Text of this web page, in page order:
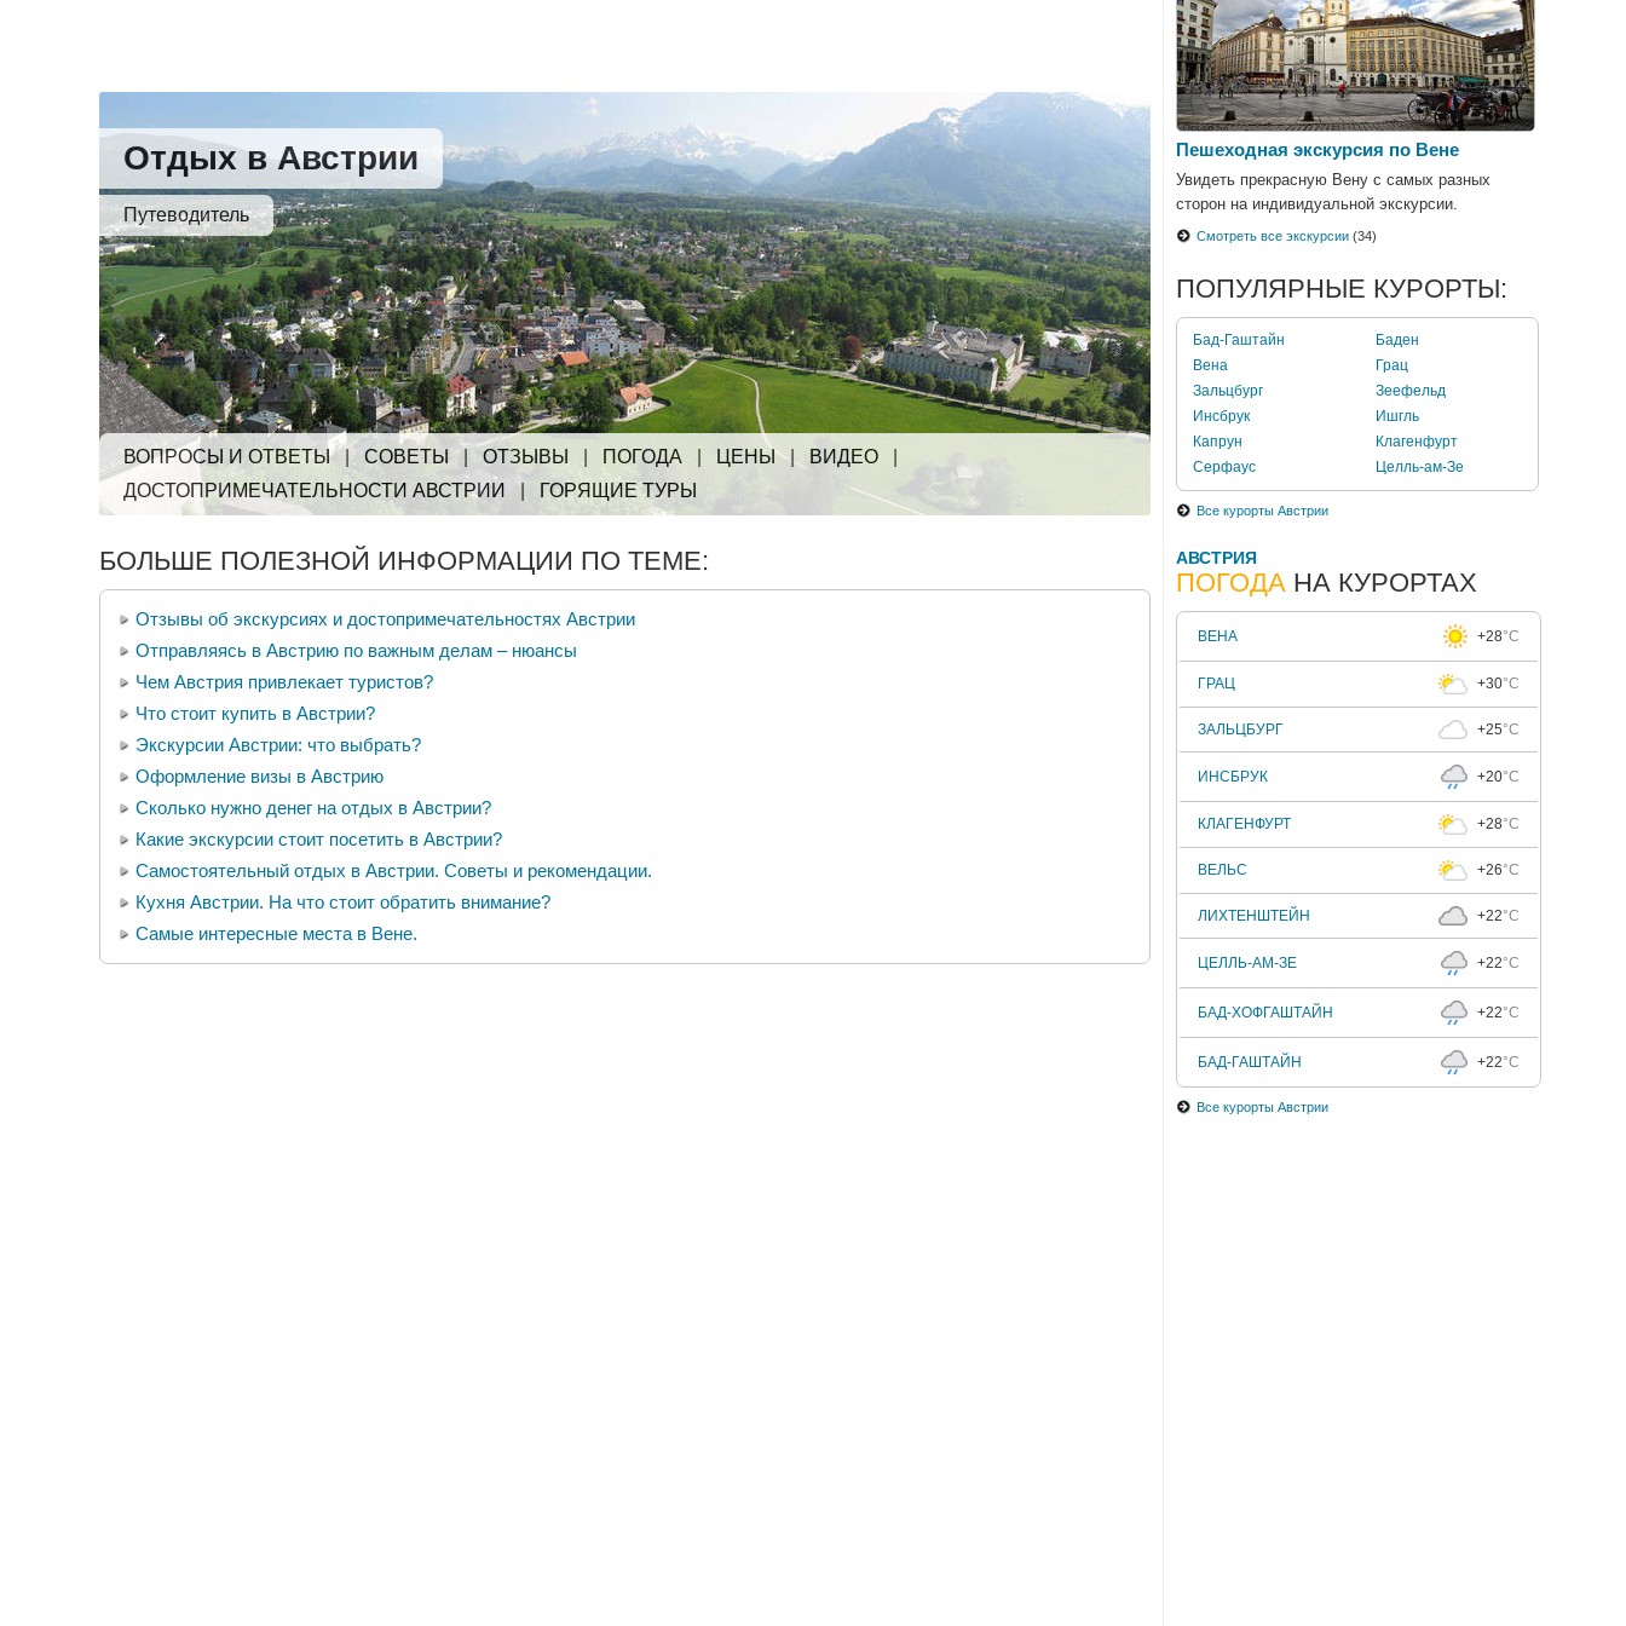
Отдых в Австрии
Путеводитель
ВОПРОСЫ И ОТВЕТЫ| СОВЕТЫ | ОТЗЫВЫ ПОГОДА ЦЕНЫ| ВИДЕО
ДОСТОПРИМЕЧАТЕЛЬНОСТИ АВСТРИИ
ГОРЯЩИЕ ТУРЫ
БОЛЬШЕ ПОЛЕЗНОЙ ИНФОРМАЦИИ ПО ТЕМЕ:
Отзывы об экскурсиях и достопримечательностях Австрии
Отправляясь в Австрию по важным делам – нюансы
Чем Австрия привлекает туристов?
Что стоит купить в Австрии?
Экскурсии Австрии: что выбрать?
Оформление визы в Австрию
Сколько нужно денег на отдых в Австрии?
Какие экскурсии стоит посетить в Австрии?
Самостоятельный отдых в Австрии. Советы и рекомендации.
Кухня Австрии. На что стоит обратить внимание?
Самые интересные места в Вене.
Пешеходная экскурсия по Вене
Увидеть прекрасную Вену с самых разных
сторон на индивидуальной экскурсии.
Смотреть все экскурсии (34)
ПОПУЛЯРНЫЕ КУРОРТЫ:
Бад-Гаштайн
Баден
Вена
Грац
Зальцбург
Зеефельд
Инсбрук
Ишгль
Капрун
Клагенфурт
Серфаус
Целль-ам-Зе
Все курорты Австрии
АВСТРИЯ
ПОГОДА НА КУРОРТАХ
ВЕНА +28°C
ГРАЦ +30°C
ЗАЛЬЦБУРГ +25°C
ИНСБРУК +20°C
КЛАГЕНФУРТ +28°C
ВЕЛЬС +26°C
ЛИХТЕНШТЕЙН +22°C
ЦЕЛЛЬ-АМ-ЗЕ +22°C
БАД-ХОФГАШТАЙН +22°C
БАД-ГАШТАЙН +22°C
Все курорты Австрии